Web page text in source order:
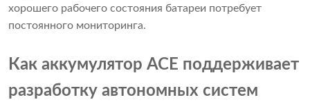
хорошего рабочего состояния батареи потребует
постоянного мониторинга.
Как аккумулятор ACE поддерживает
разработку автономных систем